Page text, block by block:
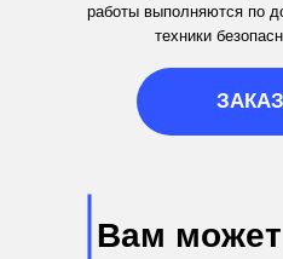
работы выполняются по
техники
Вам